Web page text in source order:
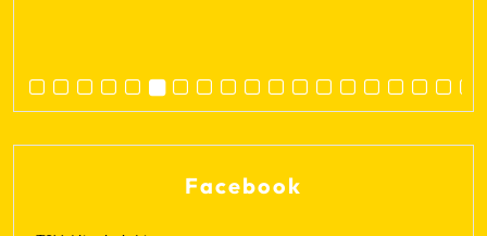
Facebook